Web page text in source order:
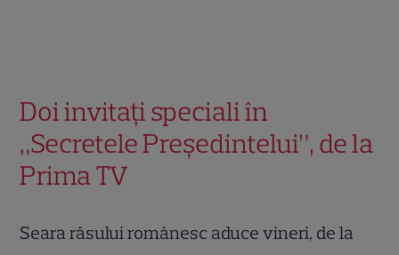
Doi invitați speciali în
„Secretele Președintelui”, de la
Prima TV
Seara râsului românesc aduce vineri, de la